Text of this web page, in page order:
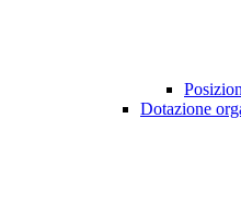
Dotazione